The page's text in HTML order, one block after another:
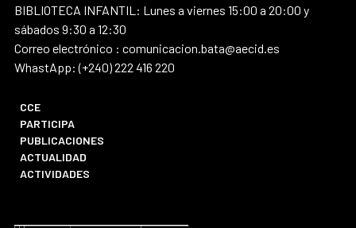
BIBLIOTECA INFANTIL: Lunes a viernes 15:00 a 20:00 y
sábados 9:30 a 12:30
Correo electrónico : comunicacion.bata@aecid.es
WhastApp: (+240) 222 416 220
CCE
PARTICIPA
PUBLICACIONES
ACTUALIDAD
ACTIVIDADES